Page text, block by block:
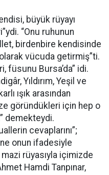
büyük rüyayı
“Onu ruhunun
birdenbire kendisinde
vücuda getirmiş”ti.
füsunu Bursa’da” idi.
Yıldırım, Yeşil ve
ışık arasından
göründükleri için hep o
demekteydi.
cevaplarını”;
onun ifadesiyle
rüyasıyla içimizde
Hamdi Tanpınar,